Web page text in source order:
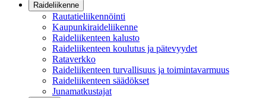
Raideliikenne
Rautatieliikennöinti
Kaupunkiraideliikenne
Raideliikenteen kalusto
Raideliikenteen koulutus ja pätevyydet
Rataverkko
Raideliikenteen turvallisuus ja toimintavarmuus
Raideliikenteen säädökset
Junamatkustajat